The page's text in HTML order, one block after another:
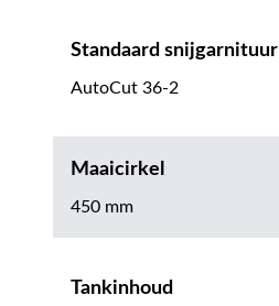
Standaard snijgarnituur
AutoCut 36-2
Maaicirkel
450 mm
Tankinhoud